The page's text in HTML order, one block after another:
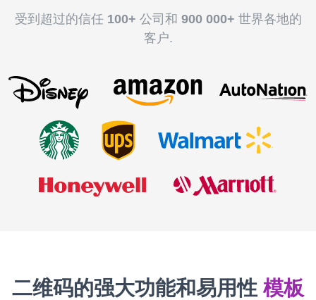
受到超过的信任 100+ 公司和 900 000+ 世界各地的
客户.
二维码的强大功能和易用性 模板